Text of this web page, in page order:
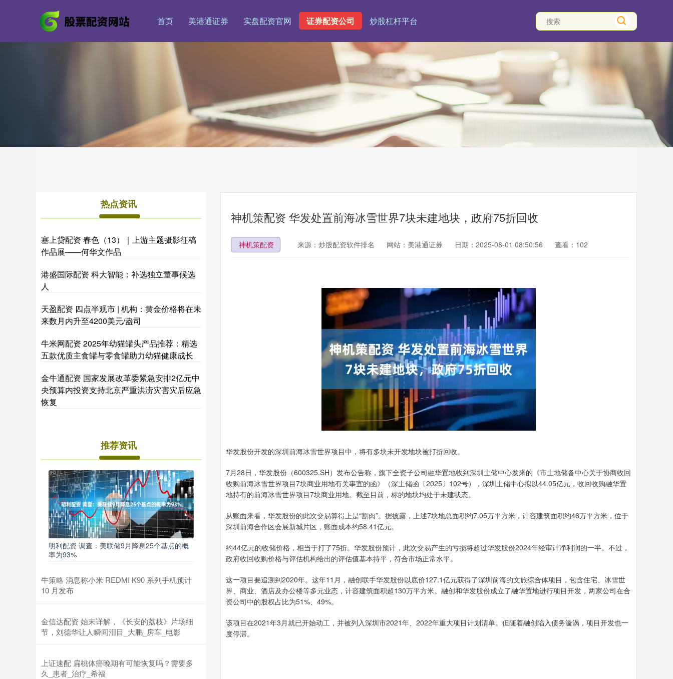
首页 美港通证券 实盘配资官网 证券配资公司 炒股杠杆平台
神机策配资 华发处置前海冰雪世界7块未建地块，政府75折回收
神机策配资 来源：炒股配资软件排名 网站：美港通证券 日期：2025-08-01 08:50:56 查看：102
华发股份开发的深圳前海冰雪世界项目中，将有多块未开发地块被打折回收。
7月28日，华发股份（600325.SH）发布公告称，旗下全资子公司融华置地收到深圳土储中心发来的《市土地储备中心关于协商收回
收购前海冰雪世界项目7块商业用地有关事宜的函》（深土储函〔2025〕102号），深圳土储中心拟以44.05亿元，收回收购融华置
地持有的前海冰雪世界项目7块商业用地。截至目前，标的地块均处于未建状态。
从账面来看，华发股份的此次交易算得上是“割肉”。据披露，上述7块地总面积约7.05万平方米，计容建筑面积约46万平方米，位于
深圳前海合作区会展新城片区，账面成本约58.41亿元。
约44亿元的收储价格，相当于打了75折。华发股份预计，此次交易产生的亏损将超过华发股份2024年经审计净利润的一半。不过，
政府收回收购价格与评估机构给出的评估值基本持平，符合市场正常水平。
这一项目要追溯到2020年。这年11月，融创联手华发股份以底价127.1亿元获得了深圳前海的文旅综合体项目，包含住宅、冰雪世
界、商业、酒店及办公楼等多元业态，计容建筑面积超130万平方米。融创和华发股份成立了融华置地进行项目开发，两家公司在合
资公司中的股权占比为51%、49%。
该项目在2021年3月就已开始动工，并被列入深圳市2021年、2022年重大项目计划清单。但随着融创陷入债务漩涡，项目开发也一
度停滞。
热点资讯
塞上贷配资 春色（13）｜上游主题摄影征稿
作品展——何华文作品
港盛国际配资 科大智能：补选独立董事候选
人
天盈配资 四点半观市 | 机构：黄金价格将在未
来数月内升至4200美元/盎司
牛米网配资 2025年幼猫罐头产品推荐：精选
五款优质主食罐与零食罐助力幼猫健康成长
金牛通配资 国家发展改革委紧急安排2亿元中
央预算内投资支持北京严重洪涝灾害灾后应急
恢复
推荐资讯
明利配资 调查：美联储9月降息25个基点的概
率为93%
牛策略 消息称小米 REDMI K90 系列手机预计
10 月发布
金信达配资 始末详解，《长安的荔枝》片场细
节，刘德华让人瞬间泪目_大鹏_房车_电影
上证速配 扁桃体癌晚期有可能恢复吗？需要多
久_患者_治疗_希福